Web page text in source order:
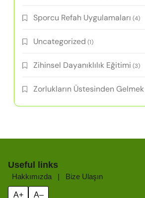
Sporcu Refah Uygulamaları (4)
Uncategorized (1)
Zihinsel Dayanıklılık Eğitimi (3)
Zorlukların Üstesinden Gelmek
Useful links
Hakkımızda | Bize Ulaşın
A+ A–